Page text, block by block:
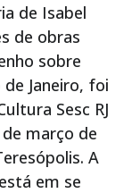
de Isabel
de obras
sobre
Janeiro, foi
Sesc RJ
março de
A
em se